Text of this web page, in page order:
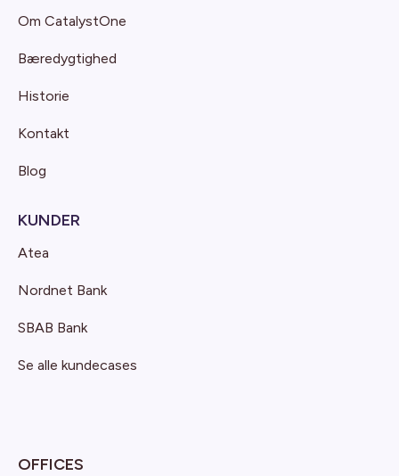
Om CatalystOne
Bæredygtighed
Historie
Kontakt
Blog
KUNDER
Atea
Nordnet Bank
SBAB Bank
Se alle kundecases
OFFICES